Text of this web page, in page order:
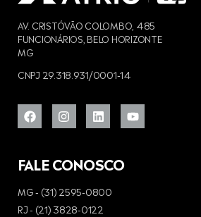
AV. CRISTÓVÃO COLOMBO, 485
FUNCIONÁRIOS, BELO HORIZONTE
MG
CNPJ 29.318.931/0001-14
FALE CONOSCO
MG - (31) 2595-0800
RJ - (21) 3828-0122